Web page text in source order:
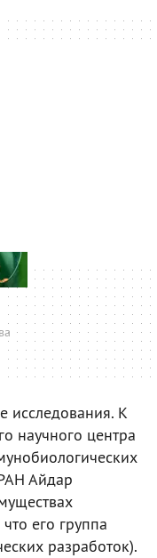
исследования. К
научного центра
Айдар
его группа
разработок).